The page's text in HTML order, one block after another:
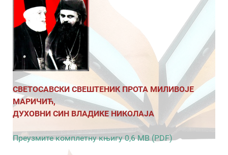
СВЕТОСАВСКИ СВЕШТЕНИК ПРОТА МИЛИВОЈЕ
МАРИЧИЋ,
ДУХОВНИ СИН ВЛАДИКЕ НИКОЛАЈА
Преузмите комплетну књигу 0,6 MB (PDF)